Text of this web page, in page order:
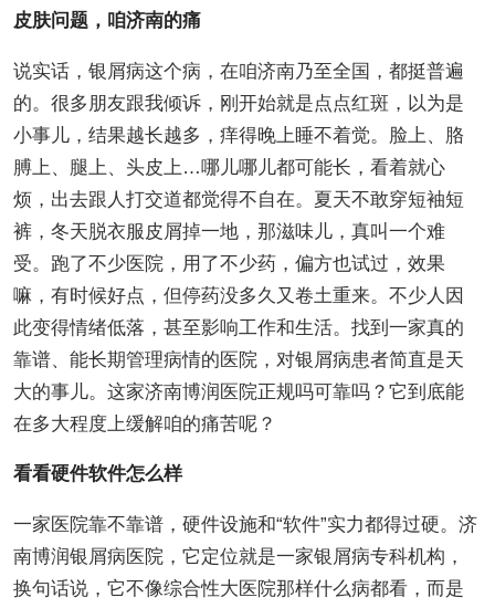
皮肤问题，咱济南的痛
说实话，银屑病这个病，在咱济南乃至全国，都挺普遍
的。很多朋友跟我倾诉，刚开始就是点点红斑，以为是
小事儿，结果越长越多，痒得晚上睡不着觉。脸上、胳
膊上、腿上、头皮上…哪儿哪儿都可能长，看着就心
烦，出去跟人打交道都觉得不自在。夏天不敢穿短袖短
裤，冬天脱衣服皮屑掉一地，那滋味儿，真叫一个难
受。跑了不少医院，用了不少药，偏方也试过，效果
嘛，有时候好点，但停药没多久又卷土重来。不少人因
此变得情绪低落，甚至影响工作和生活。找到一家真的
靠谱、能长期管理病情的医院，对银屑病患者简直是天
大的事儿。这家济南博润医院正规吗可靠吗？它到底能
在多大程度上缓解咱的痛苦呢？
看看硬件软件怎么样
一家医院靠不靠谱，硬件设施和“软件”实力都得过硬。济
南博润银屑病医院，它定位就是一家银屑病专科机构，
换句话说，它不像综合性大医院那样什么病都看，而是